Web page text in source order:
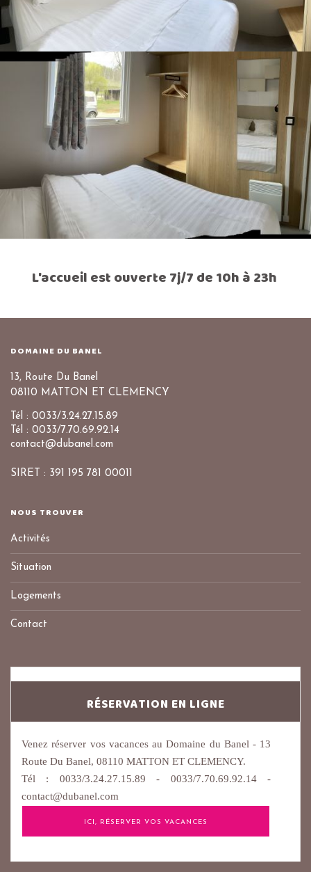
L'accueil est ouverte 7j/7 de 10h à 23h
DOMAINE DU BANEL
13, Route Du Banel
08110 MATTON ET CLEMENCY
Tél : 0033/3.24.27.15.89
Tél : 0033/7.70.69.92.14
contact@dubanel.com
SIRET : 391 195 781 00011
NOUS TROUVER
Activités
Situation
Logements
Contact
RÉSERVATION EN LIGNE
Venez réserver vos vacances au Domaine du Banel - 13
Route Du Banel, 08110 MATTON ET CLEMENCY.
Tél : 0033/3.24.27.15.89 - 0033/7.70.69.92.14 -
contact@dubanel.com
ICI, RÉSERVER VOS VACANCES